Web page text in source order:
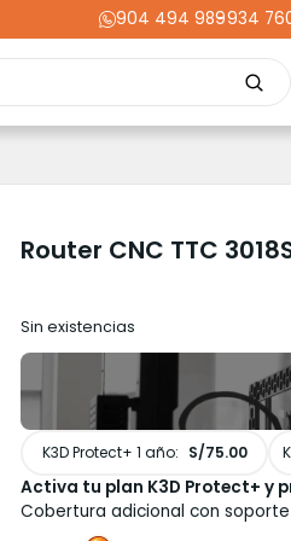
904 494 989
-934
Industria Liquidaciones
Router CNC TTC
Sin existencias
K3D Protect+ 1 año: S/75.00
Activa tu plan K3D Protect+ y
Cobertura adicional con